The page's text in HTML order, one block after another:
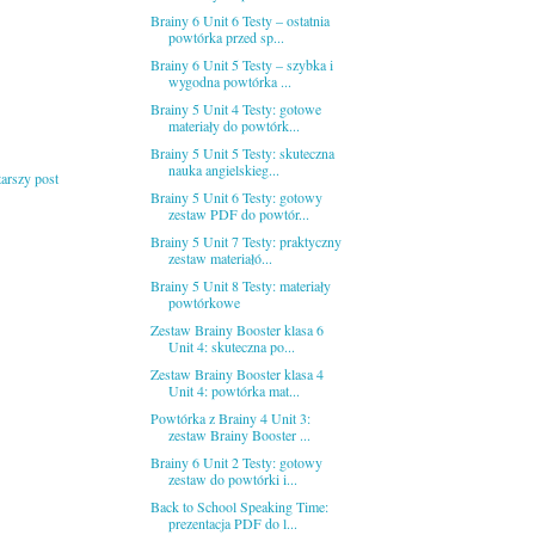
post
Brainy 6 Unit 6 Testy – ostatnia
powtórka przed sp...
Brainy 6 Unit 5 Testy – szybka i
wygodna powtórka ...
Brainy 5 Unit 4 Testy: gotowe
materiały do powtórk...
Brainy 5 Unit 5 Testy: skuteczna
nauka angielskieg...
Brainy 5 Unit 6 Testy: gotowy
zestaw PDF do powtór...
Brainy 5 Unit 7 Testy: praktyczny
zestaw materiałó...
Brainy 5 Unit 8 Testy: materiały
powtórkowe
Zestaw Brainy Booster klasa 6
Unit 4: skuteczna po...
Zestaw Brainy Booster klasa 4
Unit 4: powtórka mat...
Powtórka z Brainy 4 Unit 3:
zestaw Brainy Booster ...
Brainy 6 Unit 2 Testy: gotowy
zestaw do powtórki i...
Back to School Speaking Time:
prezentacja PDF do l...